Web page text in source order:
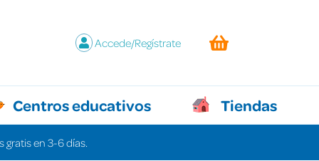
Accede/Regístrate
Centros educativos Tiendas
gratis en 3-6 días.